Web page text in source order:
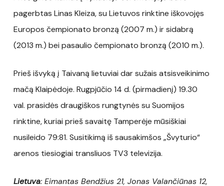
pagerbtas Linas Kleiza, su Lietuvos rinktine iškovojęs
Europos čempionato bronzą (2007 m.) ir sidabrą
(2013 m.) bei pasaulio čempionato bronzą (2010 m.).
Prieš išvyką į Taivaną lietuviai dar sužais atsisveikinimo
mačą Klaipėdoje. Rugpjūčio 14 d. (pirmadienį) 19.30
val. prasidės draugiškos rungtynės su Suomijos
rinktine, kuriai prieš savaitę Tamperėje mūsiškiai
nusileido 79:81. Susitikimą iš sausakimšos „Švyturio“
arenos tiesiogiai transliuos TV3 televizija.
Lietuva: Eimantas Bendžius 21, Jonas Valančiūnas 12,